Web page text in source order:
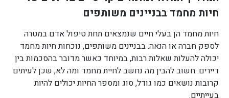
חיות מחמד בבניינים משותפים
חיות מחמד הן בעלי חיים שנמצאים תחת טיפול אדם במטרה
לספק חברה או הנאה. בבניינים משותפים, נוכחות חיות מחמד
יכולה להעלות שאלות רבות, במיוחד כאשר מדובר בהסכמות בין
דיירים. חשוב להבין מה נחשב לחיית מחמד ומה לא, שכן לעיתים
קרובות נושאים כמו גודל, סוג ומספר החיות יכולים להיות
בעייתיים.